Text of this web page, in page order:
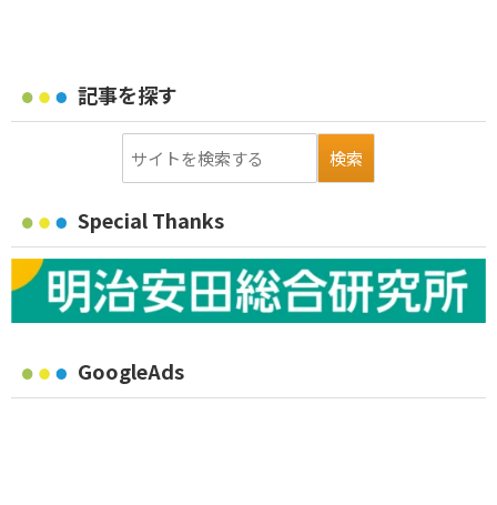
記事を探す
Special Thanks
GoogleAds